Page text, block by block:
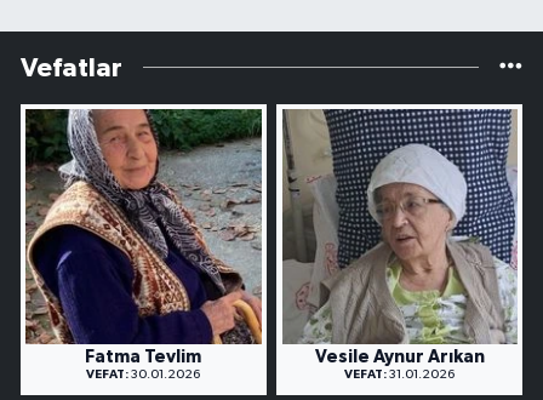
Vefatlar
Fatma Tevlim
VEFAT: 30.01.2026
Vesile Aynur Arıkan
VEFAT: 31.01.2026